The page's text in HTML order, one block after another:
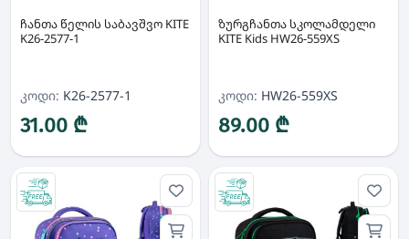
ჩანთა წელის საბავშვო KITE
K26-2577-1
კოდი: K26-2577-1
31.00 ₾
ზურგჩანთა სკოლამდელი
KITE Kids HW26-559XS
კოდი: HW26-559XS
89.00 ₾